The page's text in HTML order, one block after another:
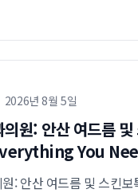
2026년 8월 5일
원: 안산 여드름 및
You
: 안산 여드름 및 스킨